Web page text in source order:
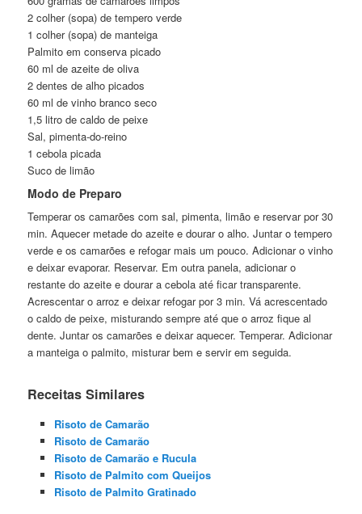
2 colher (sopa) de tempero verde
1 colher (sopa) de manteiga
Palmito em conserva picado
60 ml de azeite de oliva
2 dentes de alho picados
60 ml de vinho branco seco
1,5 litro de caldo de peixe
Sal, pimenta-do-reino
1 cebola picada
Suco de limão
Modo de Preparo
Temperar os camarões com sal, pimenta, limão e reservar por 30
min. Aquecer metade do azeite e dourar o alho. Juntar o tempero
verde e os camarões e refogar mais um pouco. Adicionar o vinho
e deixar evaporar. Reservar. Em outra panela, adicionar o
restante do azeite e dourar a cebola até ficar transparente.
Acrescentar o arroz e deixar refogar por 3 min. Vá acrescentado
o caldo de peixe, misturando sempre até que o arroz fique al
dente. Juntar os camarões e deixar aquecer. Temperar. Adicionar
a manteiga o palmito, misturar bem e servir em seguida.
Receitas Similares
Risoto de Camarão
Risoto de Camarão
Risoto de Camarão e Rucula
Risoto de Palmito com Queijos
Risoto de Palmito Gratinado